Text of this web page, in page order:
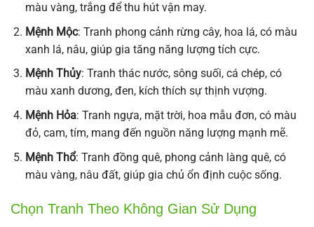
màu vàng, trắng để thu hút vận may.
Mệnh Mộc: Tranh phong cảnh rừng cây, hoa lá, có màu
xanh lá, nâu, giúp gia tăng năng lượng tích cực.
Mệnh Thủy: Tranh thác nước, sông suối, cá chép, có
màu xanh dương, đen, kích thích sự thịnh vượng.
Mệnh Hỏa: Tranh ngựa, mặt trời, hoa mẫu đơn, có màu
đỏ, cam, tím, mang đến nguồn năng lượng mạnh mẽ.
Mệnh Thổ: Tranh đồng quê, phong cảnh làng quê, có
màu vàng, nâu đất, giúp gia chủ ổn định cuộc sống.
Chọn Tranh Theo Không Gian Sử Dụng